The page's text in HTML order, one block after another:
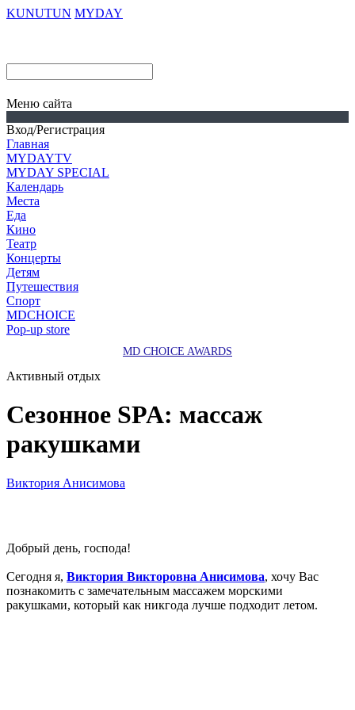
KUNUTUN MYDAY
Меню сайта
Вход/Регистрация
Главная
MYDAYTV
MYDAY SPECIAL
Календарь
Места
Еда
Кино
Театр
Концерты
Детям
Путешествия
Спорт
MDCHOICE
Pop-up store
MD CHOICE AWARDS
Активный отдых
Сезонное SPA: массаж
ракушками
Виктория Анисимова
Добрый день, господа!
Сегодня я, Виктория Викторовна Анисимова, хочу Вас
познакомить с замечательным массажем морскими
ракушками, который как никгода лучше подходит летом.